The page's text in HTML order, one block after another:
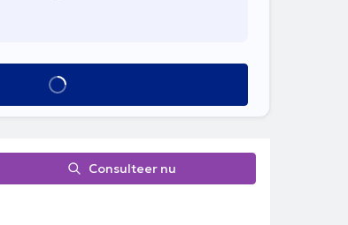
Alles zien
Consulteer nu